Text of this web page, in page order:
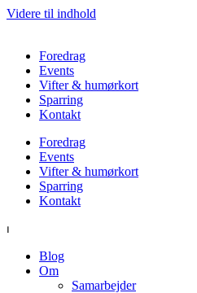
Videre til indhold
Foredrag
Events
Vifter & humørkort
Sparring
Kontakt
Foredrag
Events
Vifter & humørkort
Sparring
Kontakt
⏐
Blog
Om
Samarbejder